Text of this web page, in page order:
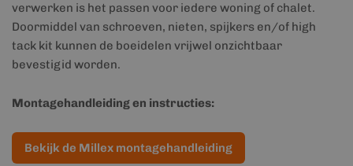
verwerken is het passen voor iedere woning of chalet.
Doormiddel van schroeven, nieten, spijkers en/of high
tack kit kunnen de boeidelen vrijwel onzichtbaar
bevestigid worden.
Montagehandleiding en instructies:
Bekijk de Millex montagehandleiding